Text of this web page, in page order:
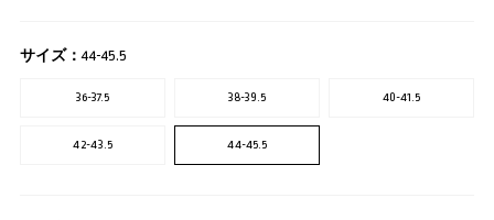
サイズ：44-45.5
36-37.5 38-39.5 40-41.5
42-43.5 44-45.5